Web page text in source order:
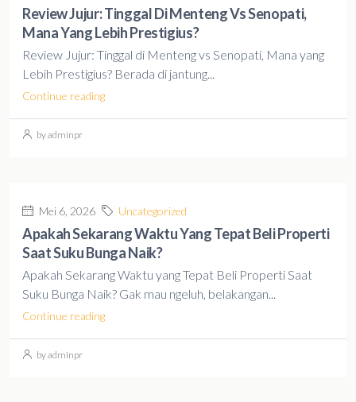
Review Jujur: Tinggal Di Menteng Vs Senopati,
Mana Yang Lebih Prestigius?
Review Jujur: Tinggal di Menteng vs Senopati, Mana yang
Lebih Prestigius? Berada di jantung...
Continue reading
by adminpr
Mei 6, 2026 Uncategorized
Apakah Sekarang Waktu Yang Tepat Beli Properti
Saat Suku Bunga Naik?
Apakah Sekarang Waktu yang Tepat Beli Properti Saat
Suku Bunga Naik? Gak mau ngeluh, belakangan...
Continue reading
by adminpr